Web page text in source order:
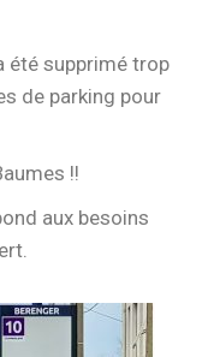
été supprimé trop
de parking pour
!!
aux besoins